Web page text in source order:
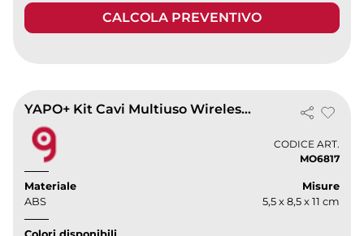
CALCOLA PREVENTIVO
YAPO+ Kit Cavi Multiuso Wireless, Nero, SIM, Porta Telefono
CODICE ART.
MO6817
Materiale
ABS
Misure
5,5 x 8,5 x 11 cm